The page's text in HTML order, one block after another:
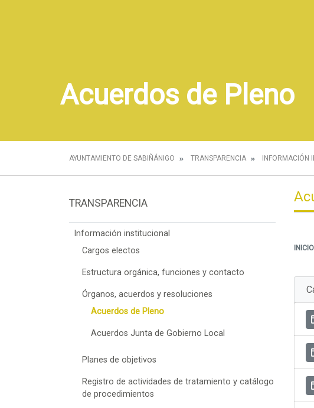
Acuerdos de Pleno
AYUNTAMIENTO DE SABIÑÁNIGO TRANSPARENCIA INFORMACIÓN
TRANSPARENCIA
Información institucional
Cargos electos
Estructura orgánica, funciones y contacto
Órganos, acuerdos y resoluciones
Acuerdos de Pleno
Acuerdos Junta de Gobierno Local
Planes de objetivos
Registro de actividades de tratamiento y catálogo
de procedimientos
INICIO